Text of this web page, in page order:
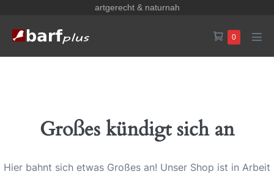
springen
artgerecht & naturnah
Warenkorb
0Elemente
Großes kündigt sich an
Hier bahnt sich etwas Großes an! Unser Shop ist in Arbeit